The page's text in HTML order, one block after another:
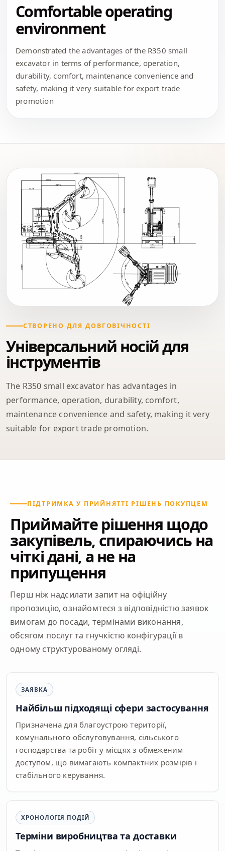
Comfortable operating
environment
Demonstrated the advantages of the R350 small
excavator in terms of performance, operation,
durability, comfort, maintenance convenience and
safety, making it very suitable for export trade
promotion
СТВОРЕНО ДЛЯ ДОВГОВІЧНОСТІ
Універсальний носій для
інструментів
The R350 small excavator has advantages in
performance, operation, durability, comfort,
maintenance convenience and safety, making it very
suitable for export trade promotion.
ПІДТРИМКА У ПРИЙНЯТТІ РІШЕНЬ ПОКУПЦЕМ
Приймайте рішення щодо
закупівель, спираючись на
чіткі дані, а не на
припущення
Перш ніж надсилати запит на офіційну
пропозицію, ознайомтеся з відповідністю заявок
вимогам до посади, термінами виконання,
обсягом послуг та гнучкістю конфігурації в
одному структурованому огляді.
ЗАЯВКА
Найбільш підходящі сфери застосування
Призначена для благоустрою території,
комунального обслуговування, сільського
господарства та робіт у місцях з обмеженим
доступом, що вимагають компактних розмірів і
стабільного керування.
ХРОНОЛОГІЯ ПОДІЙ
Терміни виробництва та доставки